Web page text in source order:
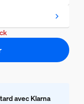
avec Klarna